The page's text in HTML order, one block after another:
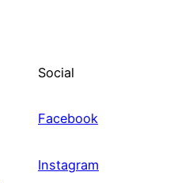
Social
Facebook
Instagram